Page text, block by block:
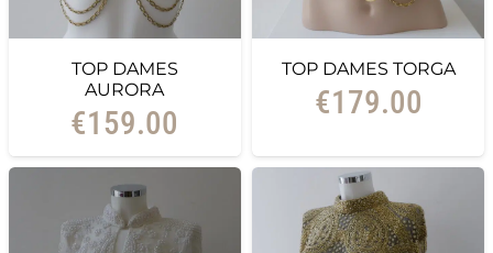
TOP DAMES
AURORA
€159.00
TOP DAMES TORGA
€179.00